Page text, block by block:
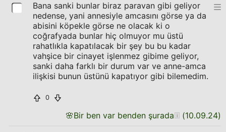
Bana sanki bunlar biraz paravan gibi geliyor
nedense, yani annesiyle amcasını görse ya da
abisini köpekle görse ne olacak ki o
coğrafyada bunlar hiç olmuyor mu üstü
rahatlıkla kapatılacak bir şey bu bu kadar
vahşice bir cinayet işlenmez gibime geliyor,
sanki daha farklı bir durum var ve anne-amca
ilişkisi bunun üstünü kapatıyor gibi bilemedim.
0
🌸Bir ben var benden şurada (10.09.24)